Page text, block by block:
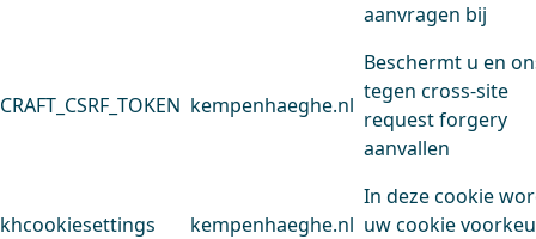
aanvragen bij
CRAFT_CSRF_TOKEN kempenhaeghe.nl
Beschermt u en
tegen cross-site
request forgery
aanvallen
khcookiesettings kempenhaeghe.nl
In deze cookie
uw cookie